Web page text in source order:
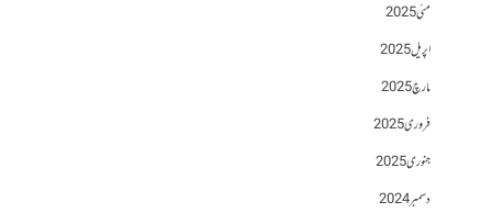
مئی 2025
اپریل 2025
مارچ 2025
فروری 2025
جنوری 2025
دسمبر 2024